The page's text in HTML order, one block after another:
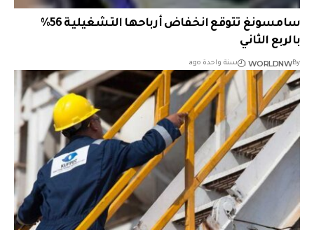
سامسونغ تتوقع انخفاض أرباحها التشغيلية 56%
بالربع الثاني
By
WORLDNW سنة واحدة ago